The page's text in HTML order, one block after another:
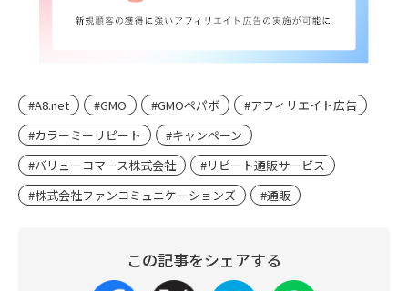
#A8.net #GMO #GMOペパボ
#アフィリエイト広告
#カラーミーリピート
#キャンペーン
#バリューコマース株式会社
#リピート通販サービス
#株式会社ファンコミュニケーションズ
#通販
この記事をシェアする